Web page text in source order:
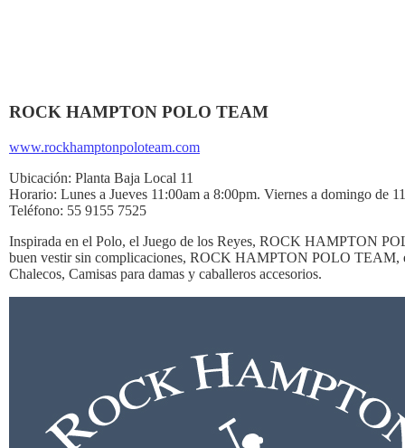
ROCK HAMPTON POLO TEAM
www.rockhamptonpoloteam.com
Ubicación: Planta Baja Local 11
Horario: Lunes a Jueves 11:00am a 8:00pm. Viernes a domingo de
Teléfono: 55 9155 7525
Inspirada en el Polo, el Juego de los Reyes, ROCK HAMPTON
buen vestir sin complicaciones, ROCK HAMPTON POLO TEAM,
Chalecos, Camisas para damas y caballeros accesorios.